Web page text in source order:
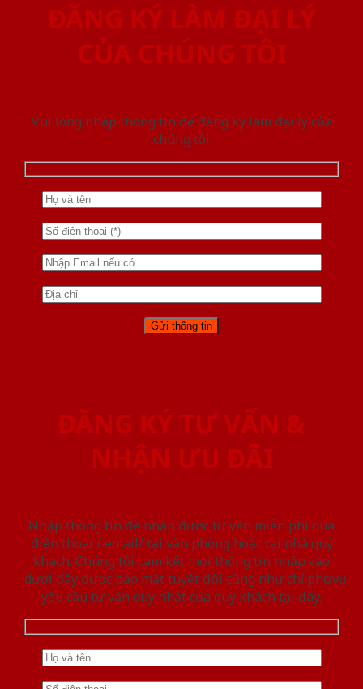
ĐĂNG KÝ LÀM ĐẠI LÝ
CỦA CHÚNG TÔI
Vui lòng nhập thông tin để đăng ký làm đại lý của
chúng tôi
ĐĂNG KÝ TƯ VẤN &
NHẬN ƯU ĐÃI
Nhập thông tin để nhận được tư vấn miễn phí qua
điện thoại / email/ tại văn phòng hoặc tại nhà quý
khách. Chúng tôi cam kết mọi thông tin nhập vào
dưới đây được bảo mật tuyệt đối cũng như chỉ phục vụ
yêu cầu tư vấn duy nhất của quý khách tại đây.